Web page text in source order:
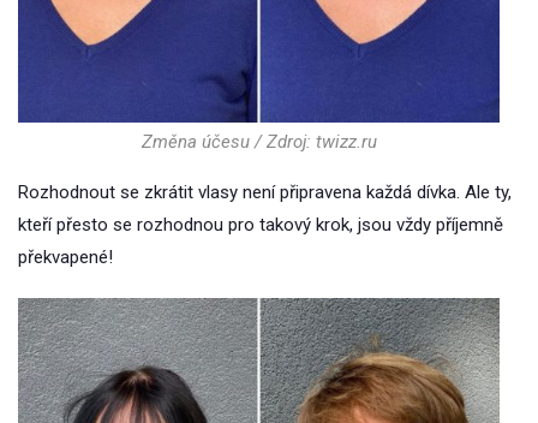
Změna účesu / Zdroj: twizz.ru
Rozhodnout se zkrátit vlasy není připravena každá dívka. Ale ty,
kteří přesto se rozhodnou pro takový krok, jsou vždy příjemně
překvapené!